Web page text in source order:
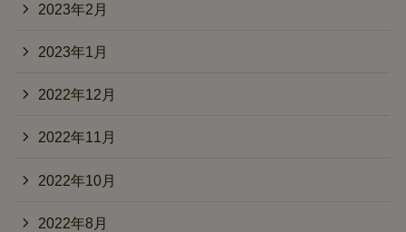
2023年2月
2023年1月
2022年12月
2022年11月
2022年10月
2022年8月